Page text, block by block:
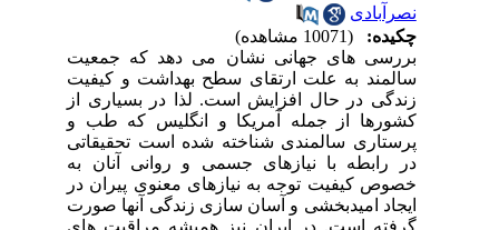
نصرآبادی
چکیده:
بررسی های جهانی نشان می دهد که جمعیت
سالمند به علت ارتقای سطح بهداشت و کیفیت
زندگی در حال افزایش است. لذا در بسیاری از
کشورها از جمله آمریکا و انگلیس که طب و
پرستاری سالمندی شناخته شده است تحقیقاتی
در رابطه با نیازهای جسمی و روانی آنان به
خصوص کیفیت توجه به نیازهای معنوی پیران در
ایجاد امیدبخشی و آسان سازی زندگی آنها صورت
گرفته است. در ایران نیز همیشه مراقبت های